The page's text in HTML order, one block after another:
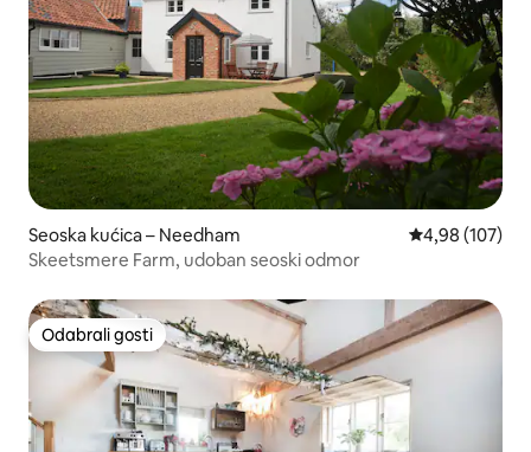
Seoska kućica – Needham Prosječna
4,98 (107)
Skeetsmere Farm, udoban seoski odmor
Odabrali gosti
Odabrali gosti